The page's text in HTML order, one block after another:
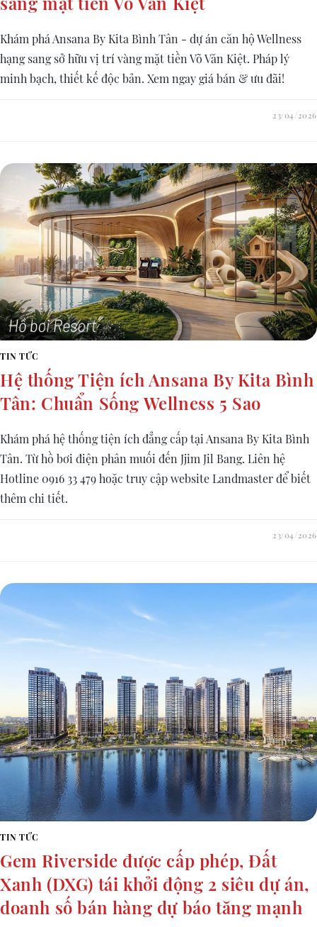
Khám phá Ansana By Kita Bình Tân - dự án căn hộ Wellness
hạng sang sở hữu vị trí vàng mặt tiền Võ Văn Kiệt. Pháp lý
minh bạch, thiết kế độc bản. Xem ngay giá bán & ưu đãi!
23/04/2026
TIN TỨC
Hệ thống Tiện ích Ansana By Kita Bình
Tân: Chuẩn Sống Wellness 5 Sao
Khám phá hệ thống tiện ích đẳng cấp tại Ansana By Kita Bình
Tân. Từ hồ bơi điện phân muối đến Jjim Jil Bang. Liên hệ
Hotline 0916 33 479 hoặc truy cập website Landmaster để biết
thêm chi tiết.
23/04/2026
TIN TỨC
Gem Riverside được cấp phép, Đất
Xanh (DXG) tái khởi động 2 siêu dự án,
doanh số bán hàng dự báo tăng mạnh